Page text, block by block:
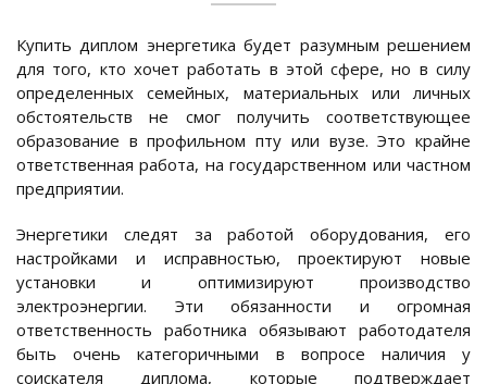
Купить диплом энергетика будет разумным решением
для того, кто хочет работать в этой сфере, но в силу
определенных семейных, материальных или личных
обстоятельств не смог получить соответствующее
образование в профильном пту или вузе. Это крайне
ответственная работа, на государственном или частном
предприятии.
Энергетики следят за работой оборудования, его
настройками и исправностью, проектируют новые
установки и оптимизируют производство
электроэнергии. Эти обязанности и огромная
ответственность работника обязывают работодателя
быть очень категоричными в вопросе наличия у
соискателя диплома, которые подтверждает